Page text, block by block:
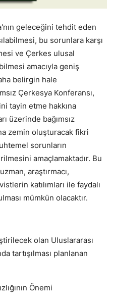
geleceğini tehdit eden
bu sorunlara karşı
ve Çerkes ulusal
amacıyla geniş
belirgin hale
Çerkesya Konferansı,
tayin etme hakkına
üzerinde bağımsız
zemin oluşturacak fikri
sorunların
amaçlamaktadır. Bu
araştırmacı,
katılımları ile faydalı
mümkün olacaktır.
olan Uluslararası
tartışılması planlanan
Önemi